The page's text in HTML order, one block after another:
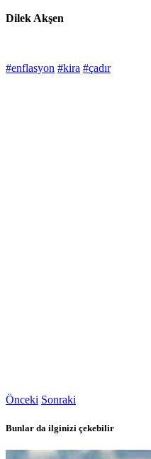
Dilek Akşen
#enflasyon #kira #çadır
Önceki Sonraki
Bunlar da ilginizi çekebilir